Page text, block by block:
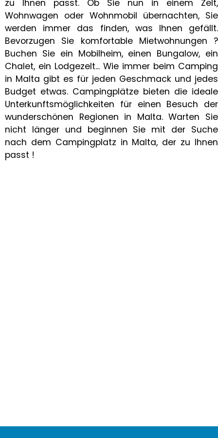
zu Ihnen passt. Ob Sie nun in einem Zelt,
Wohnwagen oder Wohnmobil übernachten, Sie
werden immer das finden, was Ihnen gefällt.
Bevorzugen Sie komfortable Mietwohnungen ?
Buchen Sie ein Mobilheim, einen Bungalow, ein
Chalet, ein Lodgezelt... Wie immer beim Camping
in Malta gibt es für jeden Geschmack und jedes
Budget etwas. Campingplätze bieten die ideale
Unterkunftsmöglichkeiten für einen Besuch der
wunderschönen Regionen in Malta. Warten Sie
nicht länger und beginnen Sie mit der Suche
nach dem Campingplatz in Malta, der zu Ihnen
passt !